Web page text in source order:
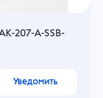
207-A-SSB-
Уведомить